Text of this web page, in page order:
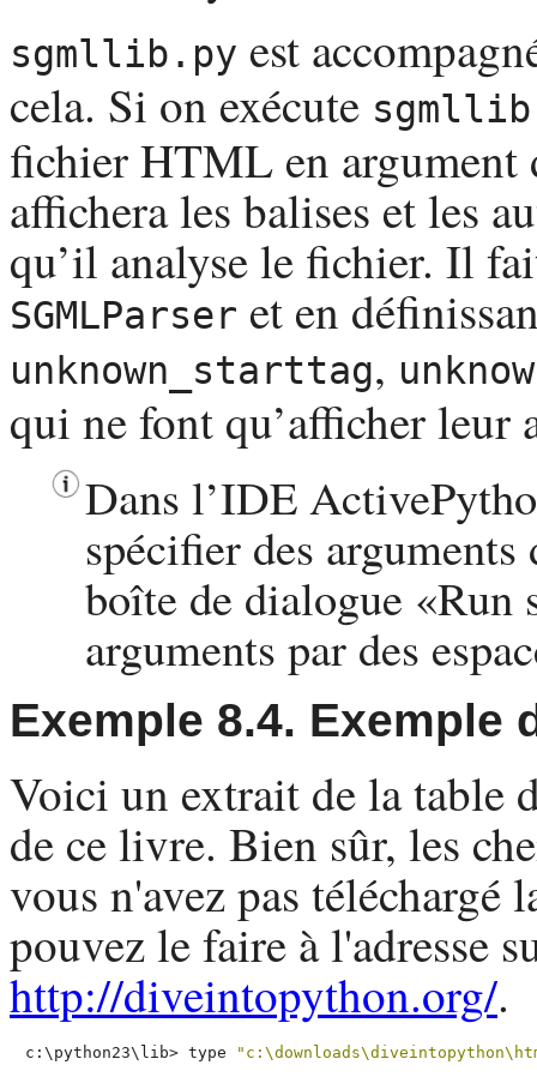
sgmllib.py est
cela. Si on exécute
fichierHTML en
affichera les balises et les
qu’il analyse le fichier. Il
SGMLParser et en
unknown_starttag,
qui ne font qu’afficher leur
Dans l’IDE
spécifier des
boîte de dialogue «Run
arguments par des
Exemple 8.4. Exemple
Voici un extrait de la table
de ce livre. Bien sûr, les
vous n'avez pas téléchargé
pouvez le faire à l'adresse
http://diveintopython.org/.
c:\python23\lib> type